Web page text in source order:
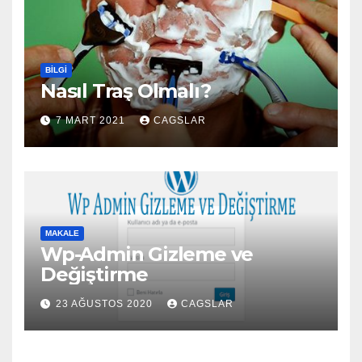
BILGI
Nasıl Traş Olmalı?
7 MART 2021 CAGSLAR
MAKALE
Wp-Admin Gizleme ve
Değiştirme
23 AĞUSTOS 2020 CAGSLAR